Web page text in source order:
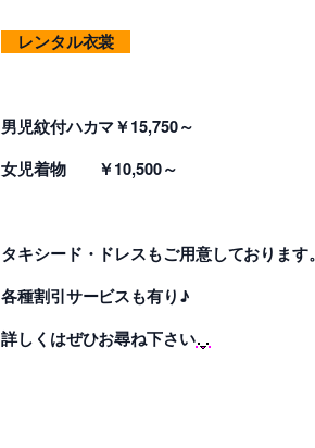
レンタル衣裳
男児紋付ハカマ￥15,750～
女児着物 ￥10,500～
タキシード・ドレスもご用意しております
各種割引サービスも有り♪
詳しくはぜひお尋ね下さい